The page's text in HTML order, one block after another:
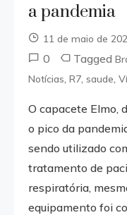
a pandemia
11 de maio de
0 Tagged
Notícias ,R7 ,saude ,
O capacete Elmo,
o pico da
sendo utilizado
tratamento de
respiratória,
equipamento foi